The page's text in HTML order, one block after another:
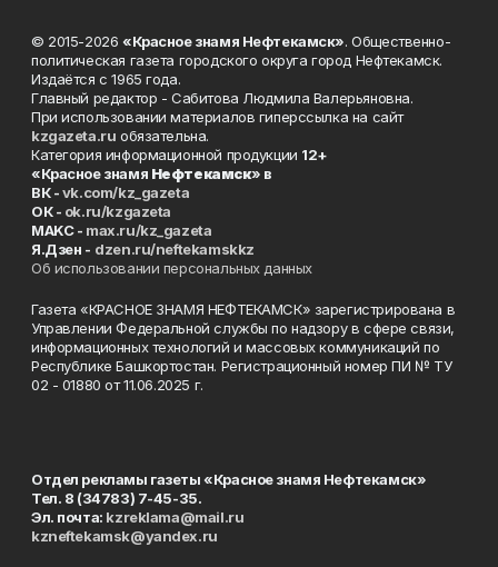
© 2015-2026 «Красное знамя Нефтекамск». Общественно-
политическая газета городского округа город Нефтекамск.
Издаётся с 1965 года.
Главный редактор - Сабитова Людмила Валерьяновна.
При использовании материалов гиперссылка на сайт
kzgazeta.ru обязательна.
Категория информационной продукции 12+
«Красное знамя Нефтекамск» в
ВК -vk.com/kz_gazeta
ОК - ok.ru/kzgazeta
MAKC - max.ru/kz_gazeta
Я.Дзен - dzen.ru/neftekamskkz
Об использовании персональных данных
Газета «КРАСНОЕ ЗНАМЯ НЕФТЕКАМСК» зарегистрирована в
Управлении Федеральной службы по надзору в сфере связи,
информационных технологий и массовых коммуникаций по
Республике Башкортостан. Регистрационный номер ПИ № ТУ
02 - 01880 от 11.06.2025 г.
Отдел рекламы газеты «Красное знамя Нефтекамск»
Тел. 8 (34783) 7-45-35.
Эл. почта: kzreklama@mail.ru
kzneftekamsk@yandex.ru